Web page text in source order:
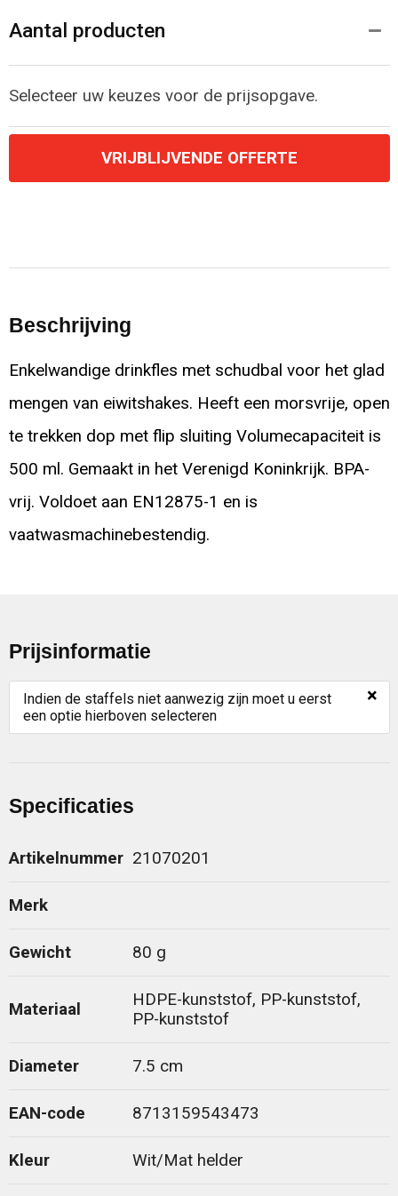
Aantal producten
Selecteer uw keuzes voor de prijsopgave.
VRIJBLIJVENDE OFFERTE
Beschrijving
Enkelwandige drinkfles met schudbal voor het glad
mengen van eiwitshakes. Heeft een morsvrije, open
te trekken dop met flip sluiting Volumecapaciteit is
500 ml. Gemaakt in het Verenigd Koninkrijk. BPA-
vrij. Voldoet aan EN12875-1 en is
vaatwasmachinebestendig.
Prijsinformatie
Indien de staffels niet aanwezig zijn moet u eerst
een optie hierboven selecteren
×
Specificaties
Artikelnummer 21070201
Merk
Gewicht 80 g
Materiaal
HDPE-kunststof, PP-kunststof,
PP-kunststof
Diameter 7.5 cm
EAN-code 8713159543473
Kleur Wit/Mat helder